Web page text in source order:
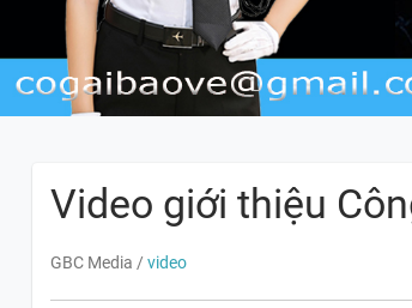
Video giới thiệu
GBC Media / video